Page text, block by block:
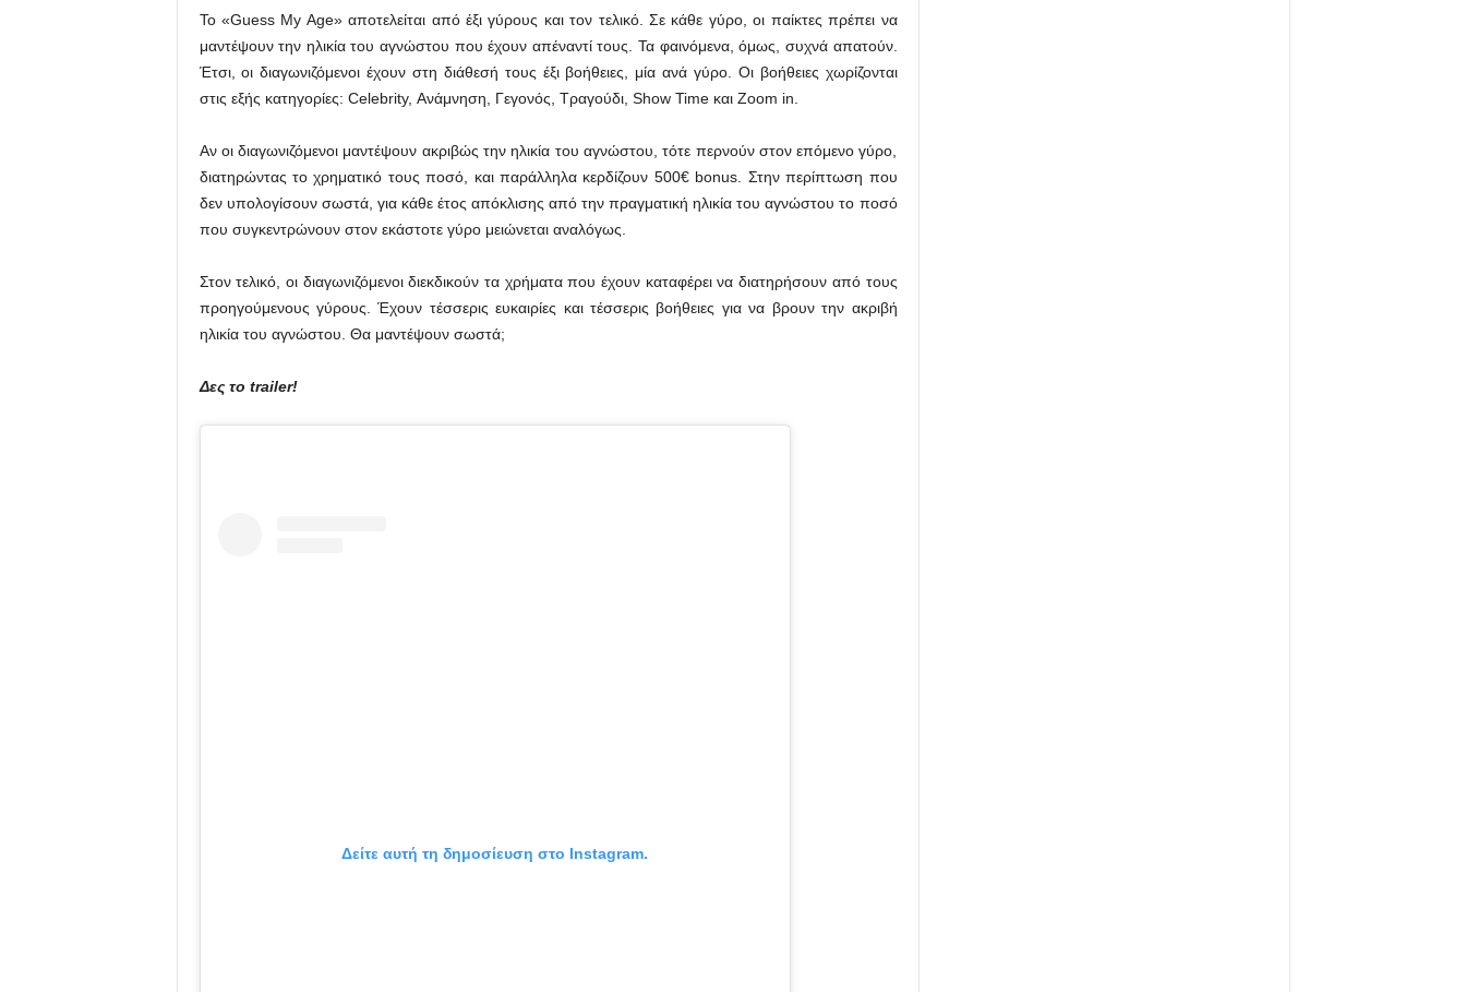
Το «Guess My Age» αποτελείται από έξι γύρους και τον τελικό. Σε κάθε γύρο, οι παίκτες πρέπει να
μαντέψουν την ηλικία του αγνώστου που έχουν απέναντί τους. Τα φαινόμενα, όμως, συχνά απατούν.
Έτσι, οι διαγωνιζόμενοι έχουν στη διάθεσή τους έξι βοήθειες, μία ανά γύρο. Οι βοήθειες χωρίζονται
στις εξής κατηγορίες: Celebrity, Ανάμνηση, Γεγονός, Τραγούδι, Show Time και Ζoom in.
Αν οι διαγωνιζόμενοι μαντέψουν ακριβώς την ηλικία του αγνώστου, τότε περνούν στον επόμενο γύρο,
διατηρώντας το χρηματικό τους ποσό, και παράλληλα κερδίζουν 500€ bonus. Στην περίπτωση που
δεν υπολογίσουν σωστά, για κάθε έτος απόκλισης από την πραγματική ηλικία του αγνώστου το ποσό
που συγκεντρώνουν στον εκάστοτε γύρο μειώνεται αναλόγως.
Στον τελικό, οι διαγωνιζόμενοι διεκδικούν τα χρήματα που έχουν καταφέρει να διατηρήσουν από τους
προηγούμενους γύρους. Έχουν τέσσερις ευκαιρίες και τέσσερις βοήθειες για να βρουν την ακριβή
ηλικία του αγνώστου. Θα μαντέψουν σωστά;
Δες το trailer!
Δείτε αυτή τη δημοσίευση στο Instagram.